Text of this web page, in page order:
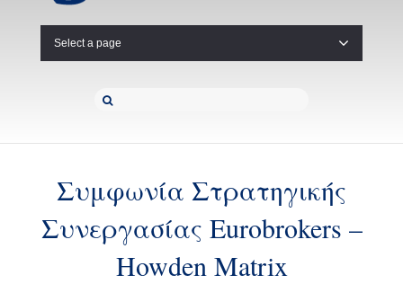
Select a page
Συμφωνία Στρατηγικής
Συνεργασίας Eurobrokers –
Howden Matrix